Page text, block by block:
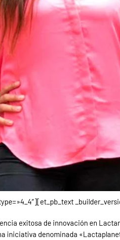
exitosa de innovación en
iniciativa denominada